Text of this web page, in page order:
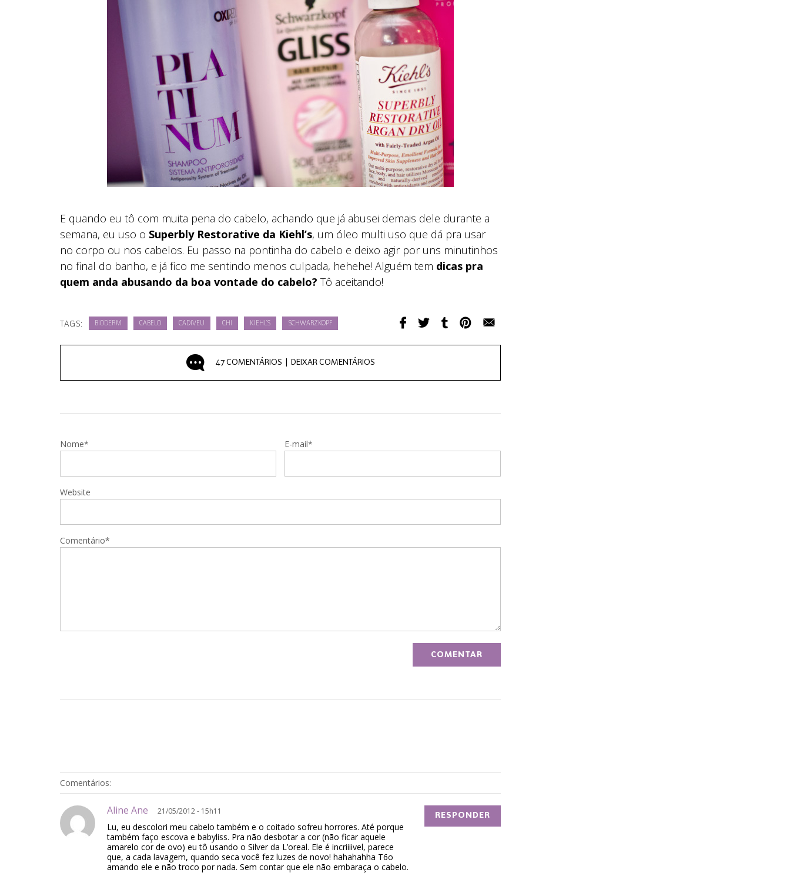
E quando eu tô com muita pena do cabelo, achando que já abusei demais dele durante a
semana, eu uso o Superbly Restorative da Kiehl’s, um óleo multi uso que dá pra usar
no corpo ou nos cabelos. Eu passo na pontinha do cabelo e deixo agir por uns minutinhos
no final do banho, e já fico me sentindo menos culpada, hehehe! Alguém tem dicas pra
quem anda abusando da boa vontade do cabelo? Tô aceitando!
TAGS: BIODERM CABELO CADIVEU CHI KIEHL'S SCHWARZKOPF
47 COMENTÁRIOS | DEIXAR COMENTÁRIOS
Nome* E-mail*
Website
Comentário*
Comentários:
Aline Ane 21/05/2012 - 15h11
Lu, eu descolori meu cabelo também e o coitado sofreu horrores. Até porque
também faço escova e babyliss. Pra não desbotar a cor (não ficar aquele
amarelo cor de ovo) eu tô usando o Silver da L’oreal. Ele é incriiiivel, parece
que, a cada lavagem, quando seca você fez luzes de novo! hahahahha T6o
amando ele e não troco por nada. Sem contar que ele não embaraça o cabelo.
RESPONDER